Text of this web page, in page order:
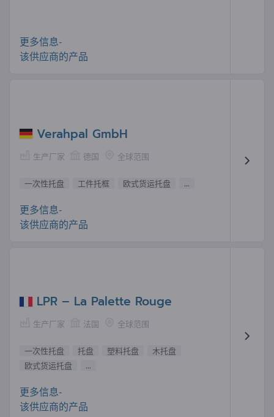
更多信息-
该供应商的产品
Verahpal GmbH
生产厂家 德国 全球范围
一次性托盘 工件托框 欧式货运托盘 ...
更多信息-
该供应商的产品
LPR – La Palette Rouge
生产厂家 法国 全球范围
一次性托盘 托盘 塑料托盘
木托盘
欧式货运托盘
...
更多信息-
该供应商的产品